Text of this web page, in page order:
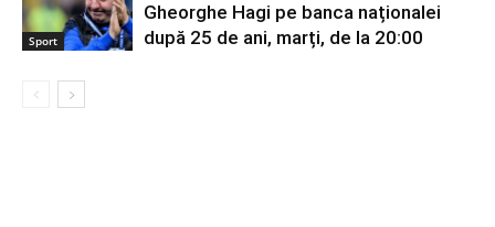
Sport
Gheorghe Hagi pe banca naționalei
după 25 de ani, marți, de la 20:00